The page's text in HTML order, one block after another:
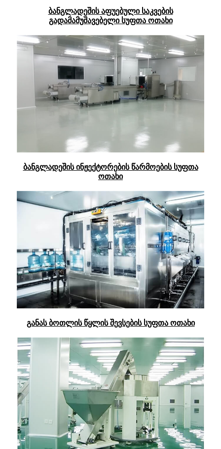
ბანგლადეშის აფუებული საკვების
გადამამუშავებელი სუფთა ოთახი
ბანგლადეშის ინჟექტორების წარმოების სუფთა
ოთახი
განას ბოთლის წყლის შევსების სუფთა ოთახი